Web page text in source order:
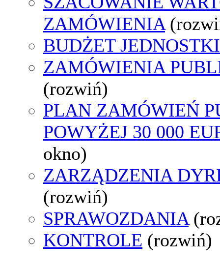
ZAMÓWIENIA
BUDŻET JEDNOSTKI
ZAMÓWIENIA
(rozwiń)
PLAN ZAMÓWIEŃ
POWYŻEJ 30 000
okno)
ZARZĄDZENIA
(rozwiń)
SPRAWOZDANIA
KONTROLE (rozwiń)